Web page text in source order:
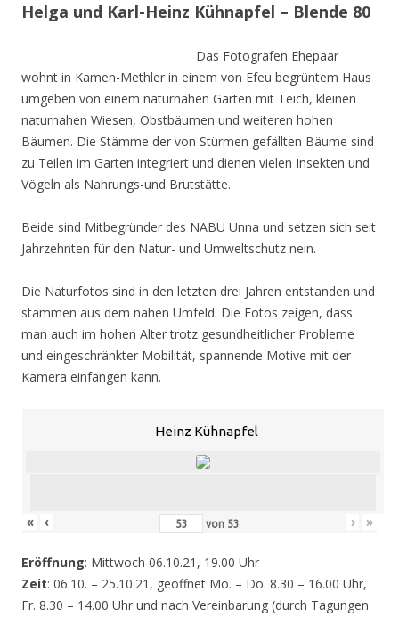
Helga und Karl-Heinz Kühnapfel – Blende 80
Das Fotografen Ehepaar
wohnt in Kamen-Methler in einem von Efeu begrüntem Haus
umgeben von einem naturnahen Garten mit Teich, kleinen
naturnahen Wiesen, Obstbäumen und weiteren hohen
Bäumen. Die Stämme der von Stürmen gefällten Bäume sind
zu Teilen im Garten integriert und dienen vielen Insekten und
Vögeln als Nahrungs-und Brutstätte.
Beide sind Mitbegründer des NABU Unna und setzen sich seit
Jahrzehnten für den Natur- und Umweltschutz nein.
Die Naturfotos sind in den letzten drei Jahren entstanden und
stammen aus dem nahen Umfeld. Die Fotos zeigen, dass
man auch im hohen Alter trotz gesundheitlicher Probleme
und eingeschränkter Mobilität, spannende Motive mit der
Kamera einfangen kann.
Heinz Kühnapfel
« ‹ von 53 › »
Eröffnung: Mittwoch 06.10.21, 19.00 Uhr
Zeit: 06.10. – 25.10.21, geöffnet Mo. – Do. 8.30 – 16.00 Uhr,
Fr. 8.30 – 14.00 Uhr und nach Vereinbarung (durch Tagungen